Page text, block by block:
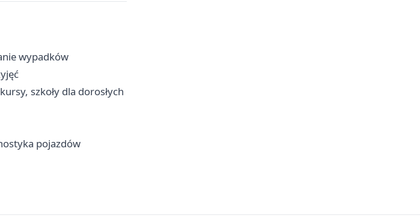
wypadków
szkoły dla dorosłych
pojazdów